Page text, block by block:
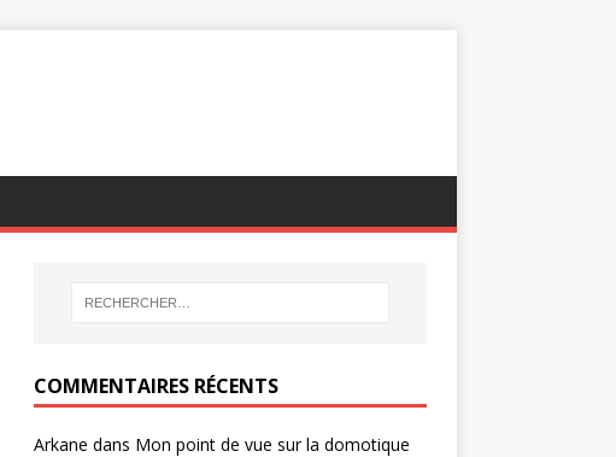
COMMENTAIRES RÉCENTS
Arkane dans Mon point de vue sur la domotique